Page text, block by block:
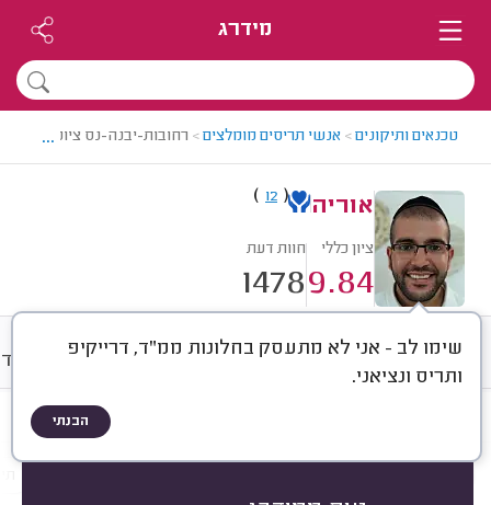
מידרג
טכנאים ותיקונים> אנשי תריסים מומלצים> רחובות-יבנה-נס ציונה > איש
...
אוריה (
12
)
ציון כללי
9.84
חוות דעת
1478
שימו לב - אני לא מתעסק בחלונות ממ"ד, דרייקיפ
ותריס ונציאני.
הבנתי
חוות דעת מחירים ממוצע